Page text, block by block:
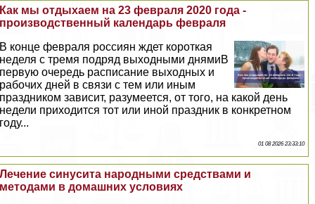
Как мы отдыхаем на 23 февраля 2020 года -
производственный календарь февраля
В конце февраля россиян ждет короткая
неделя с тремя подряд выходными днямиВ
первую очередь расписание выходных и
рабочих дней в связи с тем или иным
праздником зависит, разумеется, от того, на какой день
недели приходится тот или иной праздник в конкретном
году...
01 08 2026 23:33:10
Лечение синусита народными средствами и
методами в домашних условиях